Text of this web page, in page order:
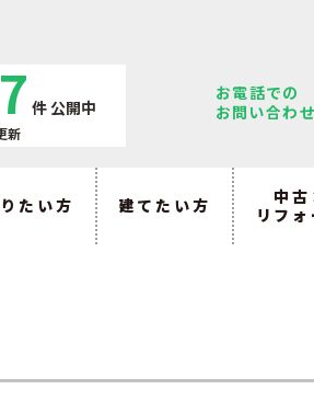
件公開中
新
お電話での
お問い合わせ
たい方 建てたい方
中
リフォ